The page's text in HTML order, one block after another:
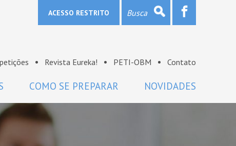
ACESSO RESTRITO
Revista Eureka! PETI-OBM Contato
COMO SE PREPARAR NOVIDADES